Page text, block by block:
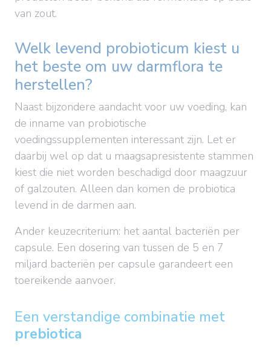
van zout.
Welk levend probioticum kiest u
het beste om uw darmflora te
herstellen?
Naast bijzondere aandacht voor uw voeding, kan
de inname van probiotische
voedingssupplementen interessant zijn. Let er
daarbij wel op dat u maagsapresistente stammen
kiest die niet worden beschadigd door maagzuur
of galzouten. Alleen dan komen de probiotica
levend in de darmen aan.
Ander keuzecriterium: het aantal bacteriën per
capsule. Een dosering van tussen de 5 en 7
miljard bacteriën per capsule garandeert een
toereikende aanvoer.
Een verstandige combinatie met
prebiotica